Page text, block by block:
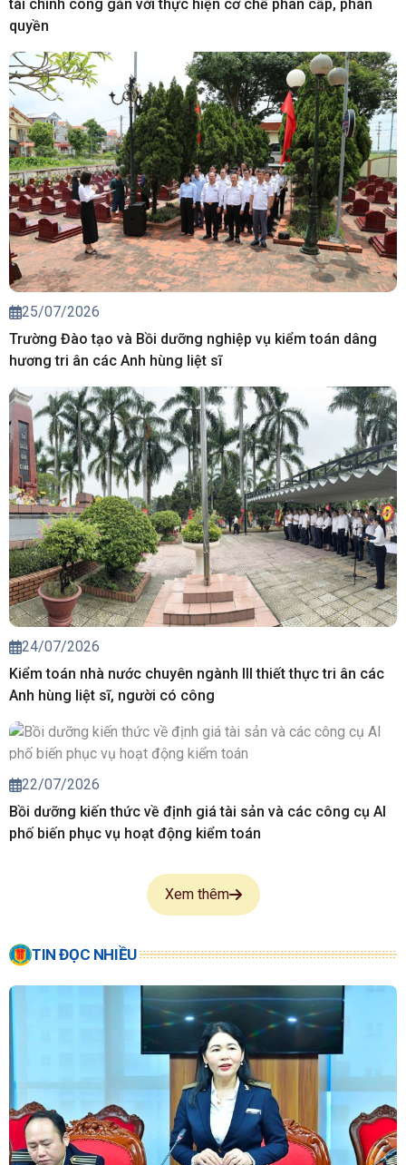
tài chính công gắn với thực hiện cơ chế phân cấp, phân
quyền
25/07/2026
Trường Đào tạo và Bồi dưỡng nghiệp vụ kiểm toán dâng
hương tri ân các Anh hùng liệt sĩ
24/07/2026
Kiểm toán nhà nước chuyên ngành III thiết thực tri ân các
Anh hùng liệt sĩ, người có công
22/07/2026
Bồi dưỡng kiến thức về định giá tài sản và các công cụ AI
phố biến phục vụ hoạt động kiểm toán
Xem thêm
TIN ĐỌC NHIỀU